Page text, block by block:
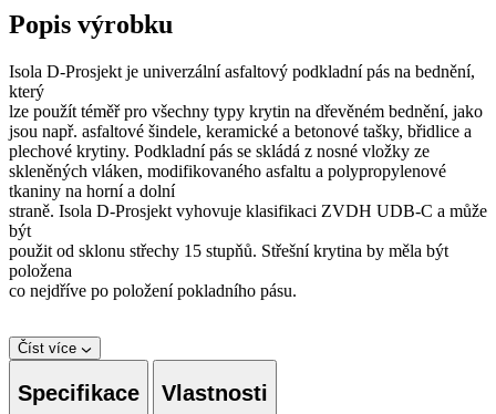
Popis výrobku
Isola D-Prosjekt je univerzální asfaltový podkladní pás na bednění,
který
lze použít téměř pro všechny typy krytin na dřevěném bednění, jako
jsou např. asfaltové šindele, keramické a betonové tašky, břidlice a
plechové krytiny. Podkladní pás se skládá z nosné vložky ze
skleněných vláken, modifikovaného asfaltu a polypropylenové
tkaniny na horní a dolní
straně. Isola D-Prosjekt vyhovuje klasifikaci ZVDH UDB-C a může
být
použit od sklonu střechy 15 stupňů. Střešní krytina by měla být
položena
co nejdříve po položení pokladního pásu.
Číst více
Specifikace Vlastnosti